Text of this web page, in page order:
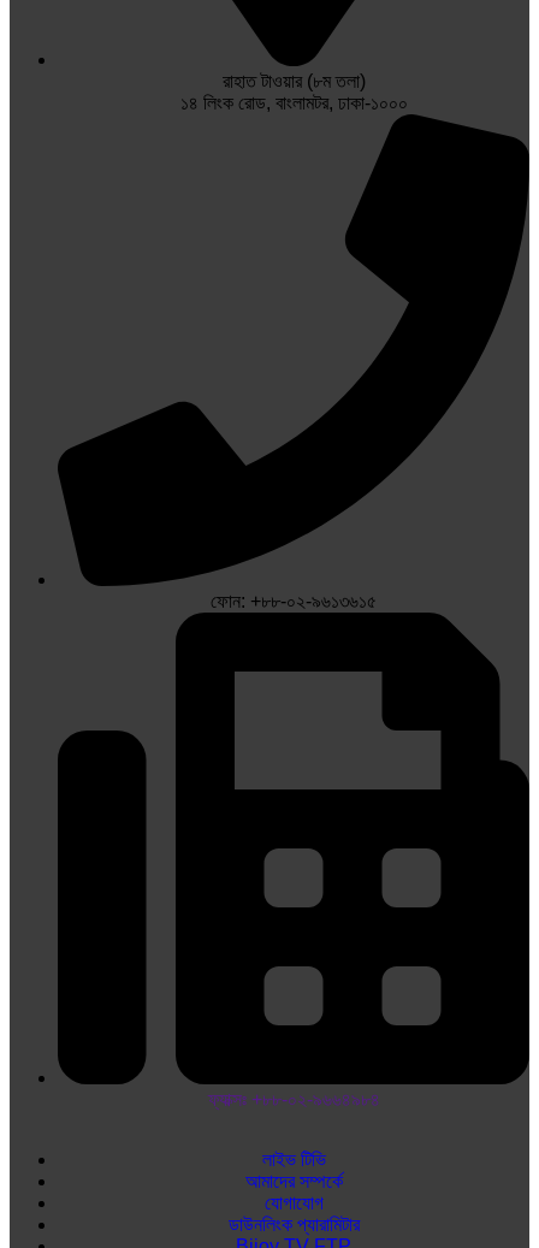
রাহাত টাওয়ার (৮ম তলা)
১৪ লিংক রোড, বাংলামটর, ঢাকা-১০০০
ফোন: +৮৮-০২-৯৬১৩৬১৫
ফ্যাক্সঃ +৮৮-০২-৯৬৬৪৯৮৪
লাইভ টিভি
আমাদের সম্পর্কে
যোগাযোগ
ডাউনলিংক প্যারামিটার